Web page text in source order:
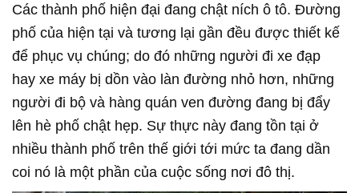
Các thành phố hiện đại đang chật ních ô tô. Đường
phố của hiện tại và tương lại gần đều được thiết kế
để phục vụ chúng; do đó những người đi xe đạp
hay xe máy bị dồn vào làn đường nhỏ hơn, những
người đi bộ và hàng quán ven đường đang bị đẩy
lên hè phố chật hẹp. Sự thực này đang tồn tại ở
nhiều thành phố trên thế giới tới mức ta đang dần
coi nó là một phần của cuộc sống nơi đô thị.